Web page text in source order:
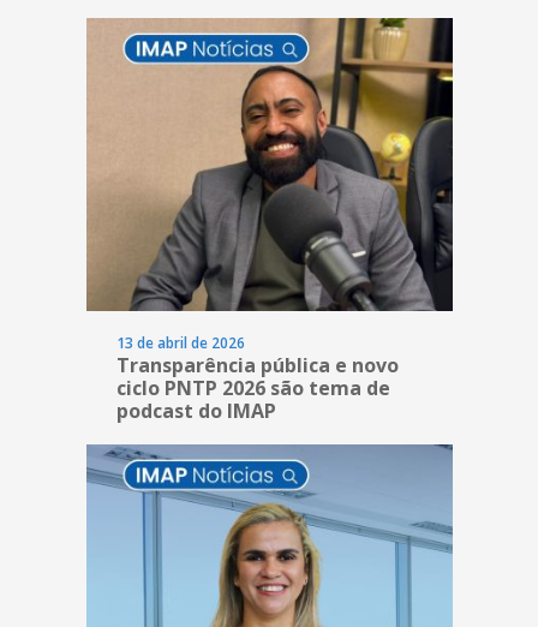
13 de abril de 2026
Transparência pública e novo
ciclo PNTP 2026 são tema de
podcast do IMAP